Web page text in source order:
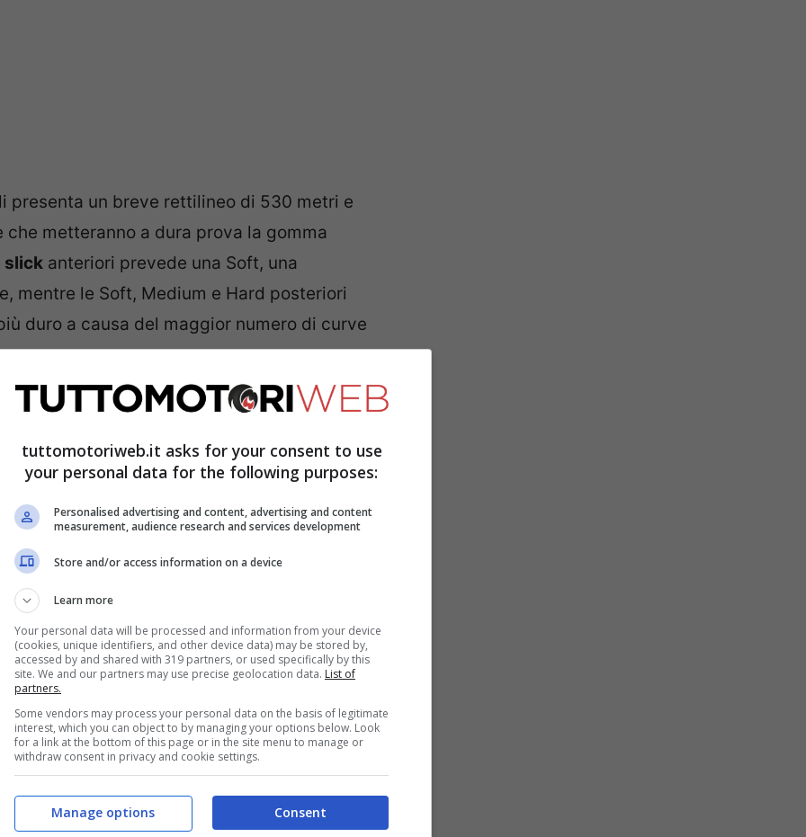
presenta un breve rettilineo di 530 metri e
metteranno a dura prova la gomma
slick anteriori prevede una Soft, una
mentre le Soft, Medium e Hard posteriori
duro a causa del maggior numero di curve
adora Valentino Rossi: “Per me è come un
in questo periodo autunnale,
maltempo con una fornitura adeguata di
tuttomotoriweb.it asks for your consent to use
your personal data for the following purposes:
Personalised advertising and content, advertising and content
measurement, audience research and services development
Store and/or access information on a device
Learn more
Your personal data will be processed and information from your device
(cookies, unique identifiers, and other device data) may be stored by,
accessed by and shared with 319 partners, or used specifically by this
site. We and our partners may use precise geolocation data. List of
partners.
Some vendors may process your personal data on the basis of legitimate
interest, which you can object to by managing your options below. Look
for a link at the bottom of this page or in the site menu to manage or
withdraw consent in privacy and cookie settings.
Consent
Manage options